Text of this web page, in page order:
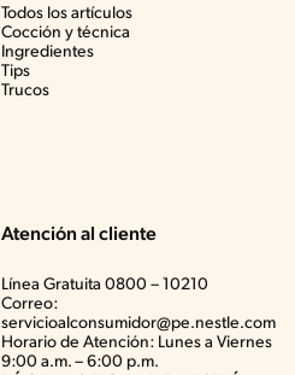
Todos los artículos
Cocción y técnica
Ingredientes
Tips
Trucos
Atención al cliente
Línea Gratuita 0800 – 10210
Correo:
servicioalconsumidor@pe.nestle.com
Horario de Atención: Lunes a Viernes
9:00 a.m. – 6:00 p.m.